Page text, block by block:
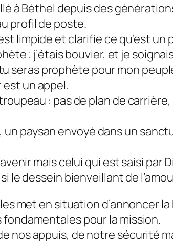
Béthel depuis des
profil de poste.
limpide et clarifie ce qu’est un
; j’étais bouvier, et je
seras prophète pour mon
est un appel.
: pas de plan de
un paysan envoyé dans un
mais celui qui est saisi
le dessein bienveillant de
met en situation d’annoncer
pour la mission.
nos appuis, de notre sécurité